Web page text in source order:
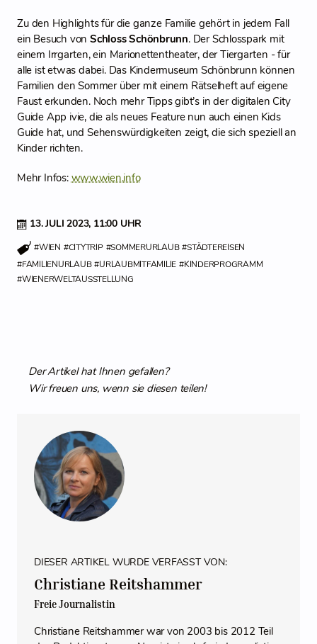
13. JULI 2023, 11:00 UHR
#WIEN #CITYTRIP #SOMMERURLAUB #STÄDTEREISEN
#FAMILIENURLAUB #URLAUBMITFAMILIE #KINDERPROGRAMM
#WIENERWELTAUSSTELLUNG
Zu den Highlights für die ganze Familie gehört in jedem Fall
ein Besuch von Schloss Schönbrunn. Der Schlosspark mit
einem Irrgarten, ein Marionettentheater, der Tiergarten - für
alle ist etwas dabei. Das Kindermuseum Schönbrunn können
Familien den Sommer über mit einem Rätselheft auf eigene
Faust erkunden. Noch mehr Tipps gibt’s in der digitalen City
Guide App ivie, die als neues Feature nun auch einen Kids
Guide hat, und Sehenswürdigkeiten zeigt, die sich speziell an
Kinder richten.
Mehr Infos:www.wien.info
Der Artikel hat Ihnen gefallen?
Wir freuen uns, wenn sie diesen teilen!
DIESER ARTIKEL WURDE VERFASST VON:
Christiane Reitshammer
Freie Journalistin
Christiane Reitshammer war von 2003 bis 2012 Teil